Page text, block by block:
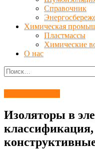
Справочник
Химическая
Пластмассы
Химические
О нас
Найти:
Изоляторы в